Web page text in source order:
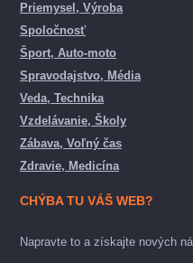
Priemysel, Výroba
Spoločnosť
Šport, Auto-moto
Spravodajstvo, Média
Veda, Technika
Vzdelávanie, Školy
Zábava, Voľný čas
Zdravie, Medicína
CHÝBA TU VÁŠ WEB?
Napravte to a získajte nových